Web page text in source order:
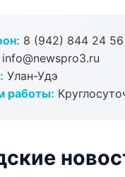
8 (942) 844 24 56
info@newspro3.ru
Улан-Удэ
работы: